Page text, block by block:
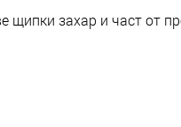
щипки захар и част от